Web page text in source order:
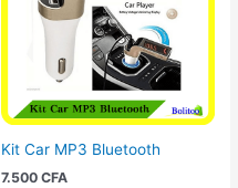
Kit Car MP3 Bluetooth
7.500 CFA